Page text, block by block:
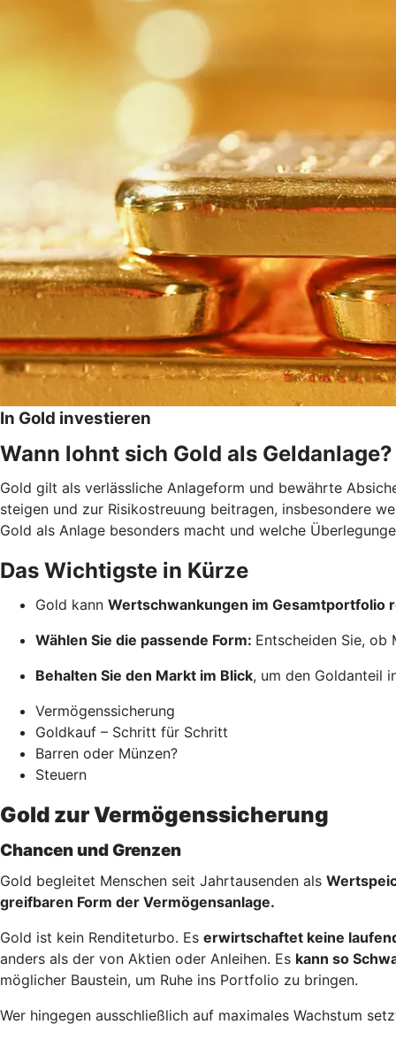
In Gold investieren
Wann lohnt sich Gold als Geldanlage?
Gold gilt als verlässliche Anlageform und bewährte
steigen und zur Risikostreuung beitragen, insbesondere
Gold als Anlage besonders macht und welche
Das Wichtigste in Kürze
Gold kann Wertschwankungen im Gesamtportfolio
Wählen Sie die passende Form: Entscheiden Sie, ob
Behalten Sie den Markt im Blick, um den Goldanteil
Vermögenssicherung
Goldkauf – Schritt für Schritt
Barren oder Münzen?
Steuern
Gold zur Vermögenssicherung
Chancen und Grenzen
Gold begleitet Menschen seit Jahrtausenden als
greifbaren Form der Vermögensanlage.
Gold ist kein Renditeturbo. Es erwirtschaftet keine
anders als der von Aktien oder Anleihen. Es kann so
möglicher Baustein, um Ruhe ins Portfolio zu bringen.
Wer hingegen ausschließlich auf maximales Wachstum